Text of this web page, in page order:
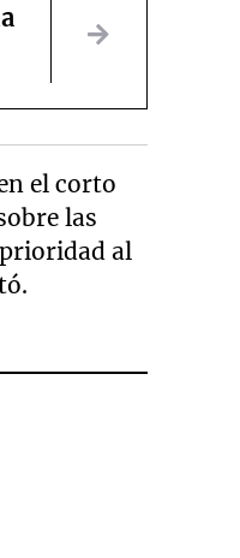
el corto
las
al